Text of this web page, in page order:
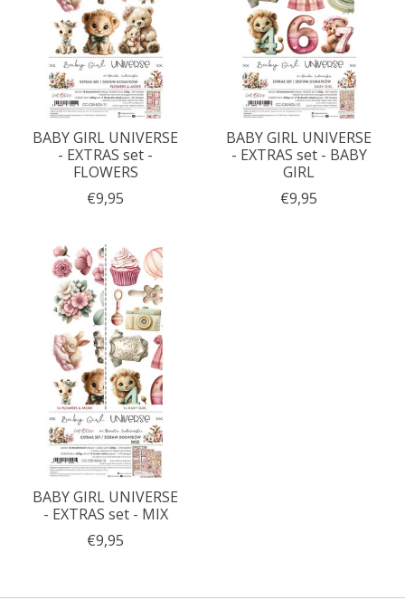
BABY GIRL UNIVERSE
- EXTRAS set -
FLOWERS
€9,95
BABY GIRL UNIVERSE
- EXTRAS set - BABY
GIRL
€9,95
BABY GIRL UNIVERSE
- EXTRAS set - MIX
€9,95